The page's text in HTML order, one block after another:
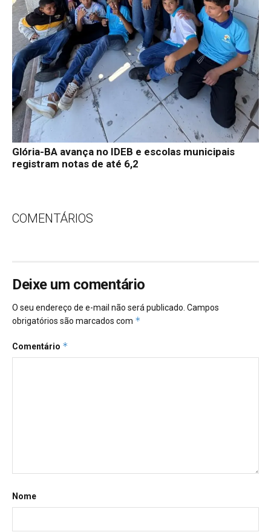
Glória-BA avança no IDEB e escolas municipais
registram notas de até 6,2
COMENTÁRIOS
Deixe um comentário
O seu endereço de e-mail não será publicado. Campos
obrigatórios são marcados com *
Comentário *
Nome